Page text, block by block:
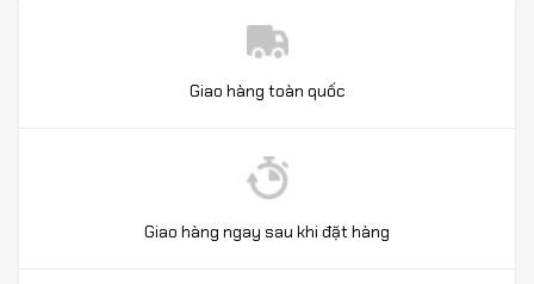
Giao hàng toàn quốc
Giao hàng ngay sau khi đặt hàng